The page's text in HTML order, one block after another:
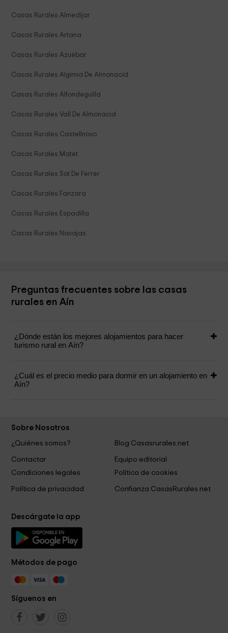
Casas Rurales Almedíjar
Casas Rurales Artana
Casas Rurales Azuébar
Casas Rurales Algimia De Almonacid
Casas Rurales Alfondeguilla
Casas Rurales Vall De Almonacid
Casas Rurales Castellnovo
Casas Rurales Matet
Casas Rurales Sot De Ferrer
Casas Rurales Fanzara
Casas Rurales Espadilla
Casas Rurales Navajas
Preguntas frecuentes sobre las casas
rurales en Aín
¿Dónde están los mejores alojamientos para hacer
turismo rural en Aín?
¿Cuál es el precio medio para dormir en un alojamiento en
Aín?
Sobre Nosotros
¿Quiénes somos?
Blog Casasrurales.net
Contactar
Equipo editorial
Condiciones legales
Política de cookies
Política de privacidad Confianza CasasRurales.net
Descárgate la app
Métodos de pago
Síguenos en